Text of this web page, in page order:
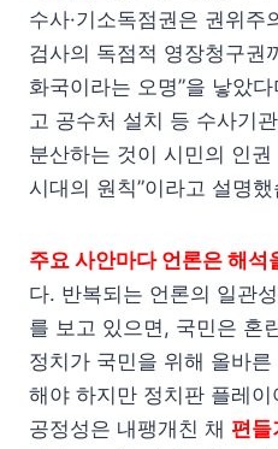
수사·기소독점권은 권위
검사의 독점적 영장청구권
화국이라는 오명”을 낳았
고 공수처 설치 등 수사기
분산하는 것이 시민의 인
시대의 원칙”이라고 설명
주요 사안마다 언론은 해석
다. 반복되는 언론의 일관
를 보고 있으면, 국민은 혼
정치가 국민을 위해 올바
해야 하지만 정치판 플레
공정성은 내팽개친 채 편들